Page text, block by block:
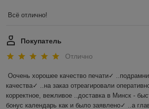
Всё отлично!
Покупатель
Отлично
Оочень хорошее качество печати✓
качества✓ ..на заказ отреагировали
корректное, вежливое ..доставка в Минск -
бонус календарь как и было заявлено✓ ..а